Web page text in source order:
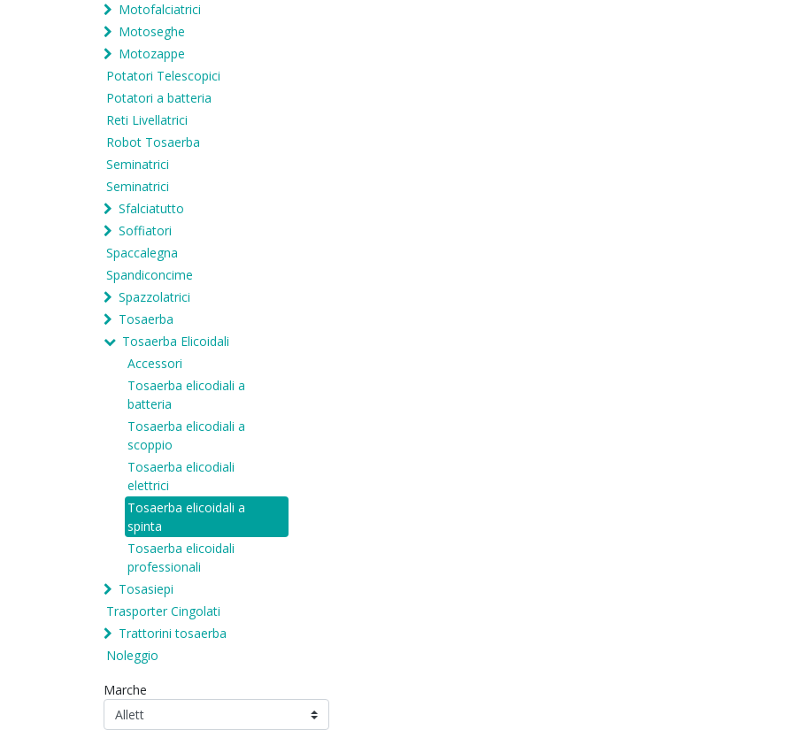
Motofalciatrici
Motoseghe
Motozappe
Potatori Telescopici
Potatori a batteria
Reti Livellatrici
Robot Tosaerba
Seminatrici
Seminatrici
Sfalciatutto
Soffiatori
Spaccalegna
Spandiconcime
Spazzolatrici
Tosaerba
Tosaerba Elicoidali
Accessori
Tosaerba elicodiali a
batteria
Tosaerba elicodiali a
scoppio
Tosaerba elicodiali
elettrici
Tosaerba elicoidali a
spinta
Tosaerba elicoidali
professionali
Tosasiepi
Trasporter Cingolati
Trattorini tosaerba
Noleggio
Marche